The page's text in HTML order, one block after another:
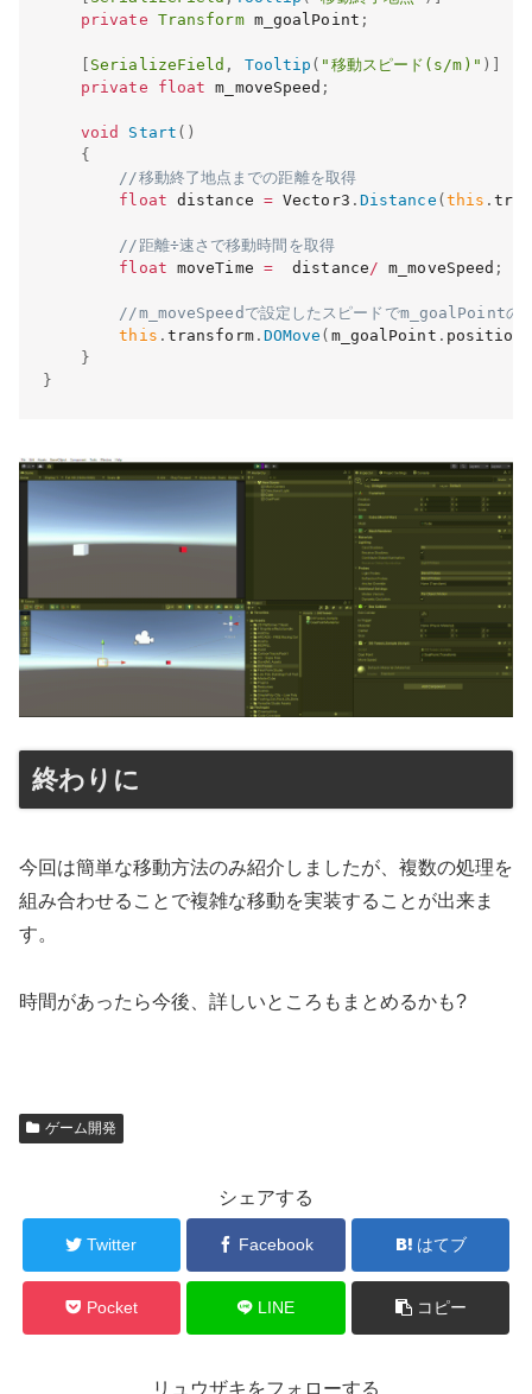
private Transform m_goalPoint ;
SerializeField , Tooltip ( "移動スピード(s/m)" )
private
float m_moveSpeed ;
void Start ( )
{
//移動終了地点までの距離を取得
float distance = Vector3 . Distance ( this .
//距離÷速さで移動時間を取得
float moveTime =
  distance
/ m_moveSpeed ;
//m_moveSpeedで設定したスピードでm_goalPointの
this . transform. DOMove ( m_goalPoint . position
}
}
終わりに
今回は簡単な移動方法のみ紹介しましたが、複数の処理を
組み合わせることで複雑な移動を実装することが出来ま
す。
時間があったら今後、詳しいところもまとめるかも?
ゲーム開発
シェアする
Twitter Facebook はてブ
Pocket LINE コピー
リュウザキをフォローする